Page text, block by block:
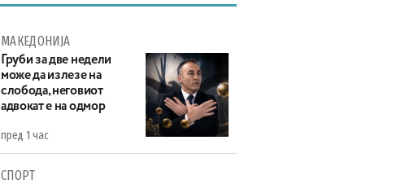
МАКЕДОНИЈА
Груби за две недели
може да излезе на
слобода, неговиот
адвокат е на одмор
пред 1 час
СПОРТ